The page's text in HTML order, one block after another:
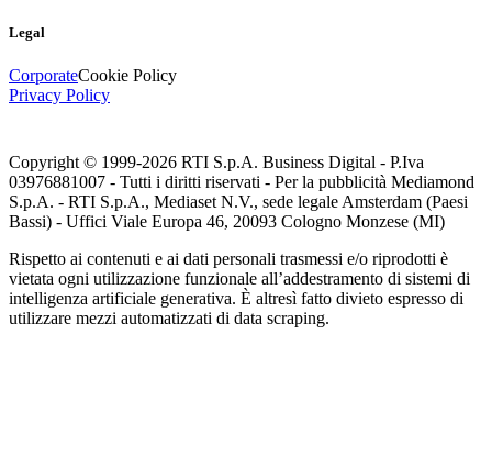
Legal
CorporateCookie Policy
Privacy Policy
Copyright © 1999-2026 RTI S.p.A. Business Digital - P.Iva
03976881007 - Tutti i diritti riservati - Per la pubblicità Mediamond
S.p.A. - RTI S.p.A., Mediaset N.V., sede legale Amsterdam (Paesi
Bassi) - Uffici Viale Europa 46, 20093 Cologno Monzese (MI)
Rispetto ai contenuti e ai dati personali trasmessi e/o riprodotti è
vietata ogni utilizzazione funzionale all’addestramento di sistemi di
intelligenza artificiale generativa. È altresì fatto divieto espresso di
utilizzare mezzi automatizzati di data scraping.